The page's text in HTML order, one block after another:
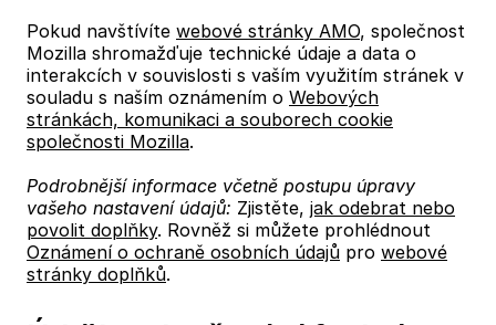
Pokud navštívíte webové stránky AMO, společnost
Mozilla shromažďuje technické údaje a data o
interakcích v souvislosti s vaším využitím stránek v
souladu s naším oznámením o Webových
stránkách, komunikaci a souborech cookie
společnosti Mozilla.
Podrobnější informace včetně postupu úpravy
vašeho nastavení údajů: Zjistěte, jak odebrat nebo
povolit doplňky. Rovněž si můžete prohlédnout
Oznámení o ochraně osobních údajů pro webové
stránky doplňků.